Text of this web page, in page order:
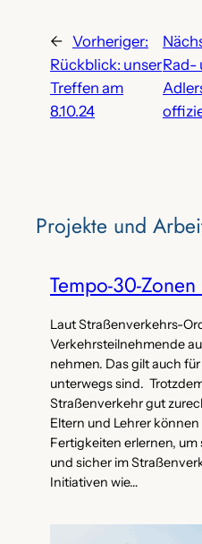
Projekte‌ und
Tempo-30-
Laut Straßenverkehrs-
Verkehrsteilnehmende
nehmen. Das gilt auch
unterwegs sind.
Straßenverkehr gut
Eltern und Lehrer
Fertigkeiten erlernen,
und sicher im
Initiativen wie…
← Vorheriger:
Rückblick: unser
Treffen am
8.10.24
Rad-